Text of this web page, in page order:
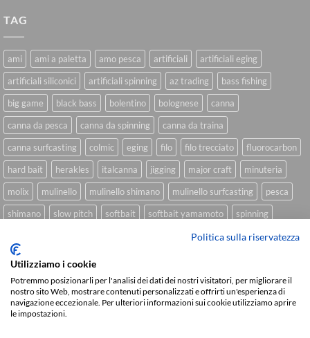
TAG
ami ami a paletta amo pesca artificiali
artificiali eging
artificiali siliconici
artificiali spinning az trading
bass fishing
big game
black bass bolentino bolognese
canna
canna da pesca
canna da spinning
canna da traina
canna surfcasting
colmic eging filo filo trecciato
fluorocarbon
hard bait
herakles italcanna jigging major craft
minuteria
molix
mulinello mulinello shimano mulinello surfcasting
pesca
shimano
slow pitch softbait softbait yamamoto
spinning
trecciato trolling tubertini
Sviluppato daWe Blink Design
Politica sulla riservatezza
Utilizziamo i cookie
Potremmo posizionarli per l'analisi dei dati dei nostri visitatori, per migliorare il
nostro sito Web, mostrare contenuti personalizzati e offrirti un'esperienza di
navigazione eccezionale. Per ulteriori informazioni sui cookie utilizziamo aprire
le impostazioni.